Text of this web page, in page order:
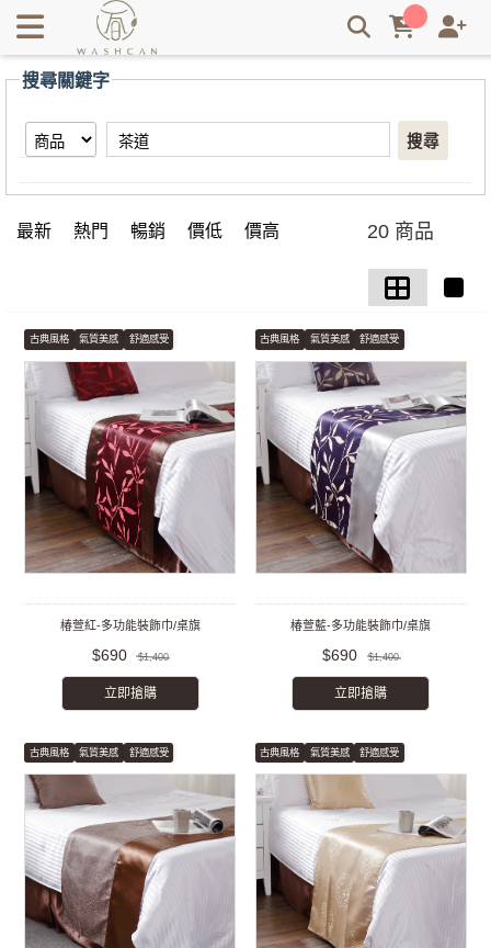
【茶道】搜尋結果 | Washcan瓦士肯
搜尋關鍵字
搜尋
最新 熱門 暢銷 價低 價高 20 商品
古典風格 氣質美感 舒適感受
椿萱紅-多功能裝飾巾/桌旗
$690 $1,400
立即搶購
古典風格 氣質美感 舒適感受
椿萱藍-多功能裝飾巾/桌旗
$690 $1,400
立即搶購
古典風格 氣質美感 舒適感受 古典風格 氣質美感 舒適感受